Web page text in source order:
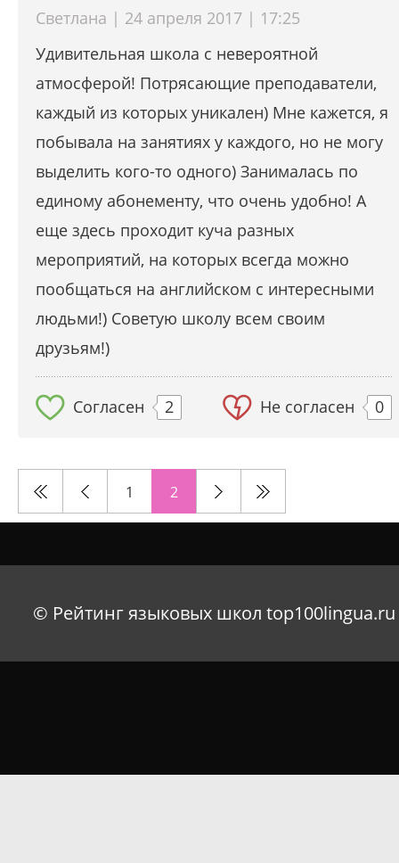
Светлана | 24 апреля 2017 | 17:25
Удивительная школа с невероятной
атмосферой! Потрясающие преподаватели,
каждый из которых уникален) Мне кажется, я
побывала на занятиях у каждого, но не могу
выделить кого-то одного) Занималась по
единому абонементу, что очень удобно! А
еще здесь проходит куча разных
мероприятий, на которых всегда можно
пообщаться на английском с интересными
людьми!) Советую школу всем своим
друзьям!)
Согласен 2 Не согласен 0
1 2
© Рейтинг языковых школ top100lingua.ru